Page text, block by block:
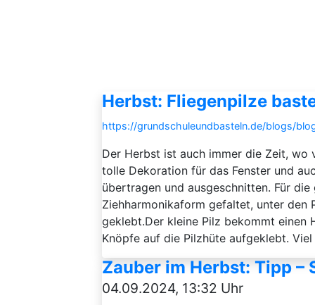
Herbst: Fliegenpilze
https://grundschuleundbasteln.de/blogs/
Der Herbst ist auch immer die Zeit, wo
tolle Dekoration für das Fenster und
übertragen und ausgeschnitten. Für
Ziehharmonikaform gefaltet, unter den
geklebt.Der kleine Pilz bekommt einen
Knöpfe auf die Pilzhüte aufgeklebt.
Zauber im Herbst: Tipp –
04.09.2024, 13:32 Uhr